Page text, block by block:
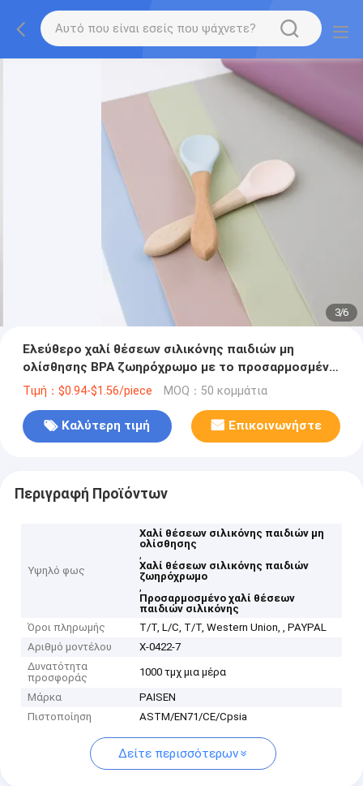
3/6
Ελεύθερο χαλί θέσεων σιλικόνης παιδιών μη
ολίσθησης BPA ζωηρόχρωμο με το προσαρμοσμένο
χαλί γραφείων επιτραπέζιων χαλιών λογότυπων
Τιμή：$0.94-$1.56/piece MOQ：50 κομμάτια
Καλύτερη τιμή Επικοινωνήστε
Περιγραφή Προϊόντων
Υψηλό φως
Χαλί θέσεων σιλικόνης παιδιών μη
ολίσθησης
,
Χαλί θέσεων σιλικόνης παιδιών
ζωηρόχρωμο
,
Προσαρμοσμένο χαλί θέσεων
παιδιών σιλικόνης
Όροι πληρωμής
T/T, L/C, T/T, Western Union, , PAYPAL
Αριθμό μοντέλου
Χ-0422-7
Δυνατότητα
προσφοράς
1000 τμχ μια μέρα
Μάρκα
PAISEN
Πιστοποίηση
ASTM/EN71/CE/Cpsia
Δείτε περισσότερων